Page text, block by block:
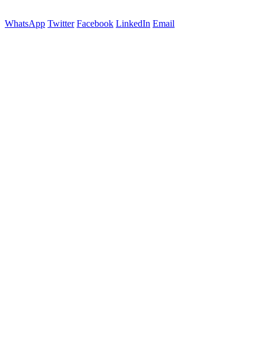
WhatsApp Twitter Facebook LinkedIn Email